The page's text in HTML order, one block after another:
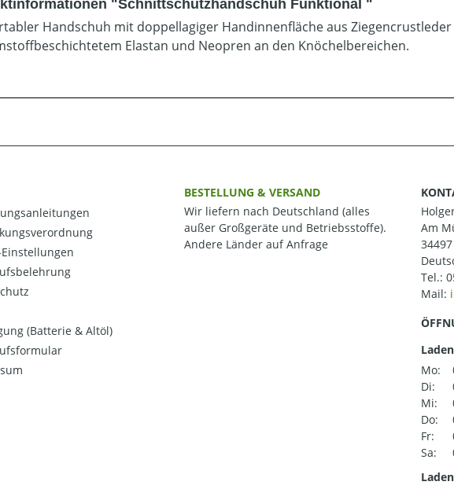
"Schnittschutzhandschuh Funktional "
Handschuh mit doppellagiger Handinnenfläche aus
Elastan und Neopren an den Knöchelbereichen.
Einstellungen
(Batterie & Altöl)
BESTELLUNG & VERSAND
Wir liefern nach Deutschland (alles
außer Großgeräte und Betriebsstoffe).
Andere Länder auf Anfrage
Am
Tel.:
Mail:
Mo:
Di:
Mi:
Do:
Fr:
Sa: